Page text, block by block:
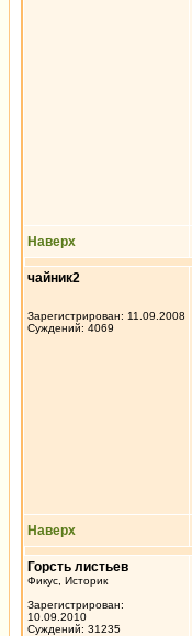
Наверх
чайник2
Зарегистрирован: 11.09.2008
Суждений: 4069
Наверх
Горсть листьев
Фикус, Историк
Зарегистрирован:
10.09.2010
Суждений: 31235